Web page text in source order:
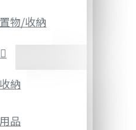
物/收納
納
品